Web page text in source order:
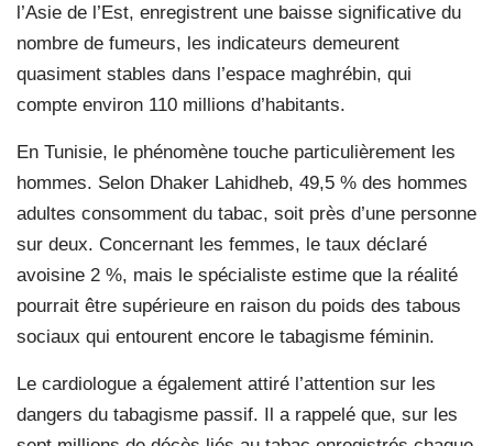
l’Asie de l’Est, enregistrent une baisse significative du
nombre de fumeurs, les indicateurs demeurent
quasiment stables dans l’espace maghrébin, qui
compte environ 110 millions d’habitants.
En Tunisie, le phénomène touche particulièrement les
hommes. Selon Dhaker Lahidheb, 49,5 % des hommes
adultes consomment du tabac, soit près d’une personne
sur deux. Concernant les femmes, le taux déclaré
avoisine 2 %, mais le spécialiste estime que la réalité
pourrait être supérieure en raison du poids des tabous
sociaux qui entourent encore le tabagisme féminin.
Le cardiologue a également attiré l’attention sur les
dangers du tabagisme passif. Il a rappelé que, sur les